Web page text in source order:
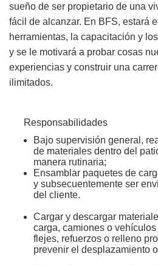
sueño de ser propietario de una
fácil de alcanzar. En BFS, estará
herramientas, la capacitación y
y se le motivará a probar cosas
experiencias y construir una
ilimitados.
Responsabilidades
Bajo supervisión general,
de materiales dentro del
manera rutinaria;
Ensamblar paquetes de
y subsecuentemente ser
del cliente.
Cargar y descargar
carga, camiones o
flejes, refuerzos o relleno
prevenir el desplazamiento